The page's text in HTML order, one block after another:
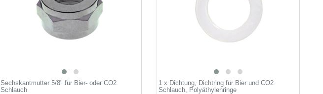
Sechskantmutter 5/8" für Bier- oder CO2
Schlauch
1 x Dichtung, Dichtring für Bier und CO2
Schlauch, Polyäthylenringe